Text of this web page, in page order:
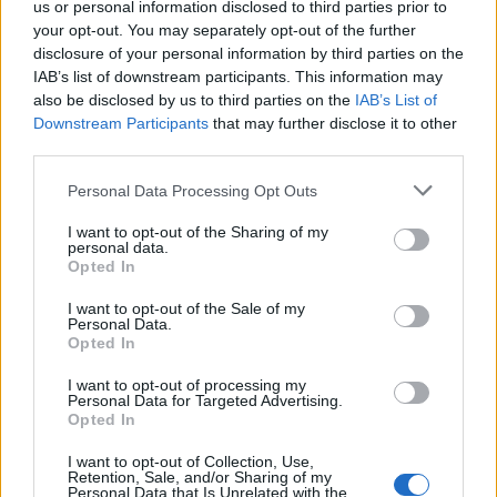
us or personal information disclosed to third parties prior to
your opt-out. You may separately opt-out of the further
disclosure of your personal information by third parties on the
IAB’s list of downstream participants. This information may
also be disclosed by us to third parties on the IAB’s List of
Downstream Participants that may further disclose it to other
Personal Data Processing Opt Outs
I want to opt-out of the Sharing of my
personal data.
Opted In
I want to opt-out of the Sale of my
Personal Data.
Opted In
I want to opt-out of processing my
Personal Data for Targeted Advertising.
Opted In
I want to opt-out of Collection, Use,
Retention, Sale, and/or Sharing of my
Personal Data that Is Unrelated with the
15:02
OTP részvényesek ide!
15:02
ORBÁN TAKARODJ !!!
14:59
MOLly tulajok topikja
14:55
Ezüst
14:54
Magyar Állampapír tulajok
OROSZ-UKRÁN háború
4IG részvény
Klímakamu
Eurós részvények vitasarok
Mtelekom
Köztársasági elnök kerestetik